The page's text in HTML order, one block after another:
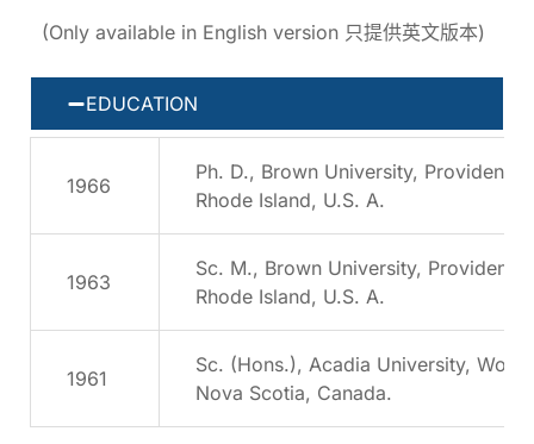
(Only available in English version 只提供英文版本)
EDUCATION
1966
Ph. D., Brown University, Providence,
Rhode Island, U.S. A.
1963
Sc. M., Brown University, Providence,
Rhode Island, U.S. A.
1961
Sc. (Hons.), Acadia University,
Nova Scotia, Canada.